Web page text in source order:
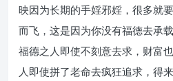
映因为长期的手婬邪婬，很多就
而飞，这是因为你没有福德去承
福德之人即使不刻意去求，财富
人即使拼了老命去疯狂追求，得